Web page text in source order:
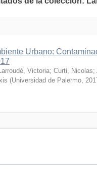
Urbano:
Victoria; Curti, Nicolas;
(Universidad de Palermo,